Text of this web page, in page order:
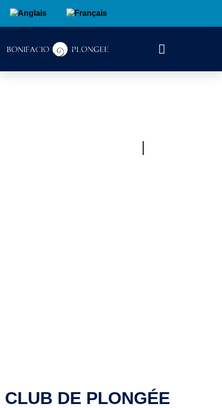
CLUB DE PLONGÉE